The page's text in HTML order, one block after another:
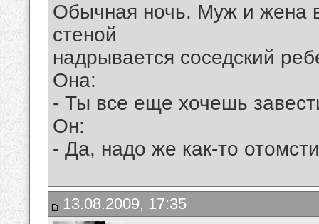
Обычная ночь. Муж и жена в
стеной
надрывается соседский
Она:
- Ты все еще хочешь
Он:
- Да, надо же как-то
13.08.2009, 17:35